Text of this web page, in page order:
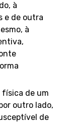
à
e de outra
à
física de um
outro lado,
de